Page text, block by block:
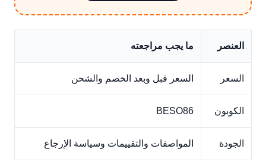
العنصر ما يجب مراجعته
السعر السعر قبل وبعد الخصم والشحن
الكوبون BESO86
الجودة المواصفات والتقييمات وسياسة الإرجاع